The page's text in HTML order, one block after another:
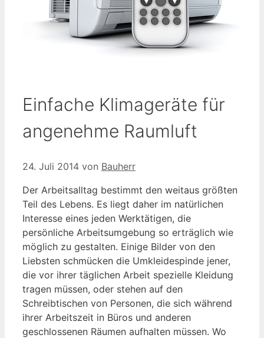
Einfache Klimageräte für
angenehme Raumluft
24. Juli 2014 von Bauherr
Der Arbeitsalltag bestimmt den weitaus größten
Teil des Lebens. Es liegt daher im natürlichen
Interesse eines jeden Werktätigen, die
persönliche Arbeitsumgebung so erträglich wie
möglich zu gestalten. Einige Bilder von den
Liebsten schmücken die Umkleidespinde jener,
die vor ihrer täglichen Arbeit spezielle Kleidung
tragen müssen, oder stehen auf den
Schreibtischen von Personen, die sich während
ihrer Arbeitszeit in Büros und anderen
geschlossenen Räumen aufhalten müssen. Wo